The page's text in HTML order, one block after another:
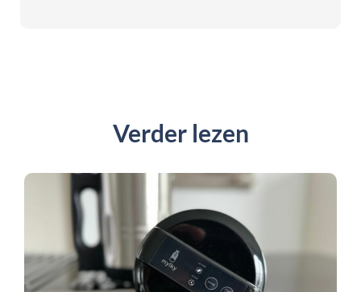
Verder lezen